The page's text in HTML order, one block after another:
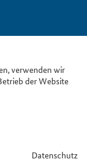
verwenden wir
der Website
Datenschutz